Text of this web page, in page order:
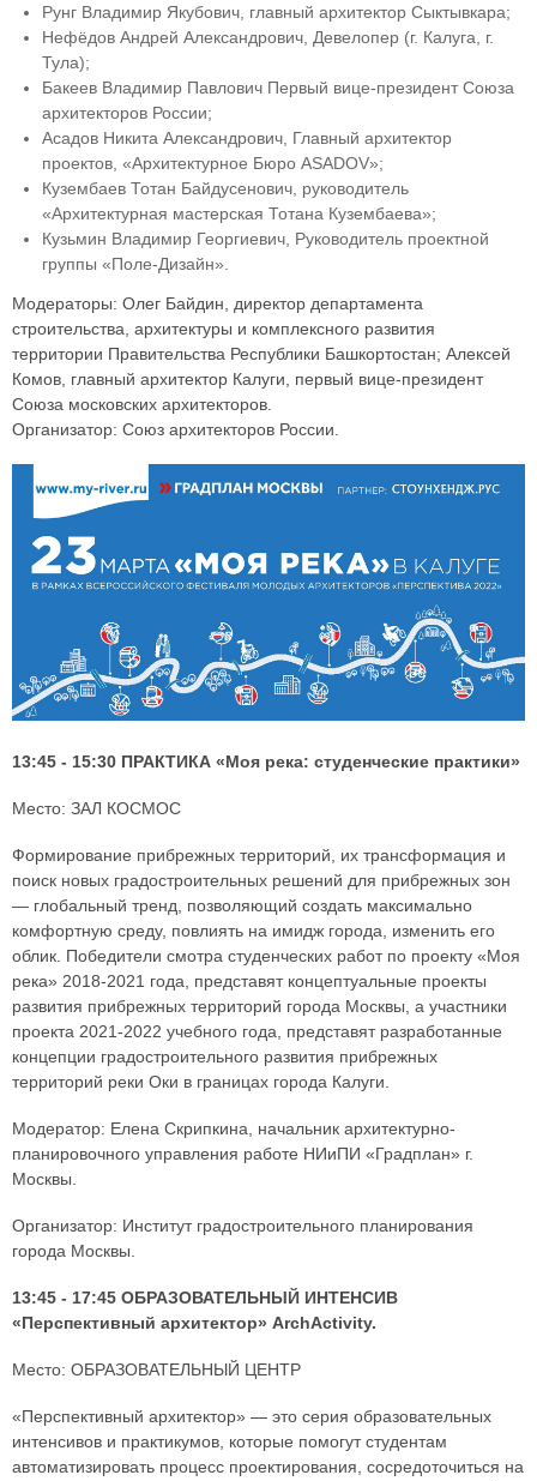
Рунг Владимир Якубович, главный архитектор Сыктывкара;
Нефёдов Андрей Александрович, Девелопер (г. Калуга, г.
Тула);
Бакеев Владимир Павлович Первый вице-президент Союза
архитекторов России;
Асадов Никита Александрович, Главный архитектор
проектов, «Архитектурное Бюро ASADOV»;
Кузембаев Тотан Байдусенович, руководитель
«Архитектурная мастерская Тотана Кузембаева»;
Кузьмин Владимир Георгиевич, Руководитель проектной
группы «Поле-Дизайн».
Модераторы: Олег Байдин, директор департамента
строительства, архитектуры и комплексного развития
территории Правительства Республики Башкортостан; Алексей
Комов, главный архитектор Калуги, первый вице-президент
Союза московских архитекторов.
Организатор: Союз архитекторов России.
13:45 - 15:30 ПРАКТИКА «Моя река: студенческие практики»
Место: ЗАЛ КОСМОС
Формирование прибрежных территорий, их трансформация и
поиск новых градостроительных решений для прибрежных зон
— глобальный тренд, позволяющий создать максимально
комфортную среду, повлиять на имидж города, изменить его
облик. Победители смотра студенческих работ по проекту «Моя
река» 2018-2021 года, представят концептуальные проекты
развития прибрежных территорий города Москвы, а участники
проекта 2021-2022 учебного года, представят разработанные
концепции градостроительного развития прибрежных
территорий реки Оки в границах города Калуги.
Модератор: Елена Скрипкина, начальник архитектурно-
планировочного управления работе НИиПИ «Градплан» г.
Москвы.
Организатор: Институт градостроительного планирования
города Москвы.
13:45 - 17:45 ОБРАЗОВАТЕЛЬНЫЙ ИНТЕНСИВ
«Перспективный архитектор» ArchActivity.
Место: ОБРАЗОВАТЕЛЬНЫЙ ЦЕНТР
«Перспективный архитектор» — это серия образовательных
интенсивов и практикумов, которые помогут студентам
автоматизировать процесс проектирования, сосредоточиться на